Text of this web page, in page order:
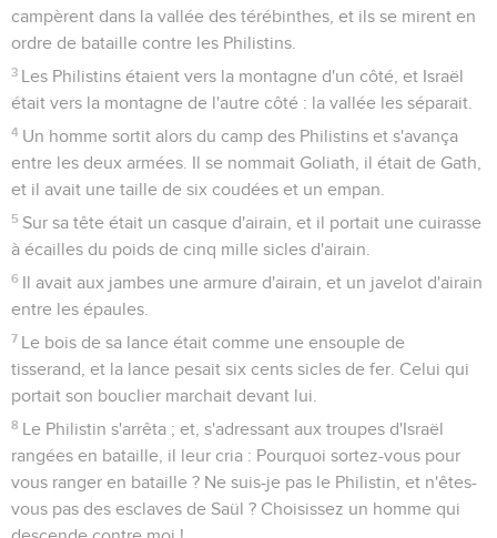
campèrent dans la vallée des térébinthes, et ils se mirent en
ordre de bataille contre les Philistins.
3 Les Philistins étaient vers la montagne d'un côté, et Israël
était vers la montagne de l'autre côté : la vallée les séparait.
4 Un homme sortit alors du camp des Philistins et s'avança
entre les deux armées. Il se nommait Goliath, il était de Gath,
et il avait une taille de six coudées et un empan.
5 Sur sa tête était un casque d'airain, et il portait une cuirasse
à écailles du poids de cinq mille sicles d'airain.
6 Il avait aux jambes une armure d'airain, et un javelot d'airain
entre les épaules.
7 Le bois de sa lance était comme une ensouple de
tisserand, et la lance pesait six cents sicles de fer. Celui qui
portait son bouclier marchait devant lui.
8 Le Philistin s'arrêta ; et, s'adressant aux troupes d'Israël
rangées en bataille, il leur cria : Pourquoi sortez-vous pour
vous ranger en bataille ? Ne suis-je pas le Philistin, et n'êtes-
vous pas des esclaves de Saül ? Choisissez un homme qui